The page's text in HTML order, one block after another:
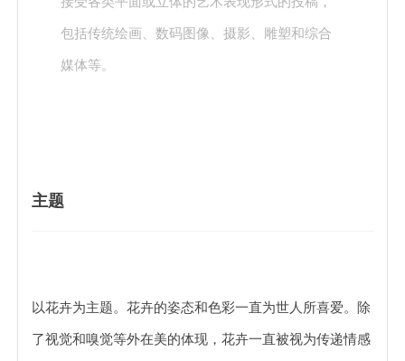
包括传统绘画、数码图像、摄影、雕塑和综合
媒体等。
主题
以花卉为主题。花卉的姿态和色彩一直为世人所喜爱。除
了视觉和嗅觉等外在美的体现，花卉一直被视为传递情感